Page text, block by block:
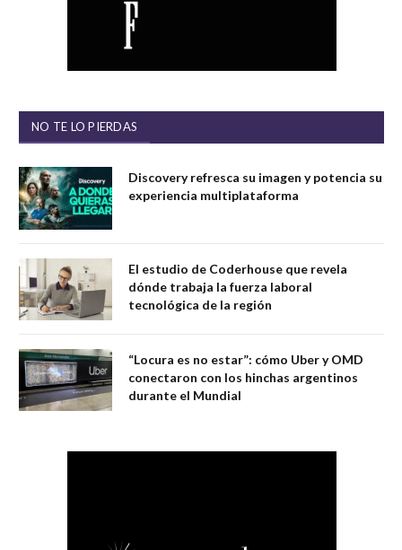
NO TE LO PIERDAS
Discovery refresca su imagen y potencia su
experiencia multiplataforma
El estudio de Coderhouse que revela
dónde trabaja la fuerza laboral
tecnológica de la región
“Locura es no estar”: cómo Uber y OMD
conectaron con los hinchas argentinos
durante el Mundial